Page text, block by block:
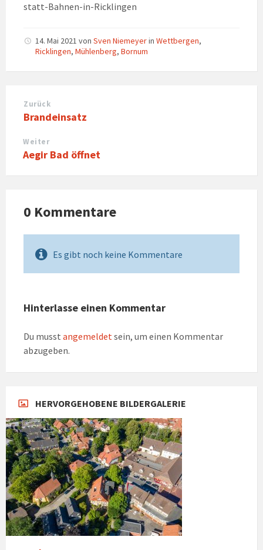
statt-Bahnen-in-Ricklingen
14. Mai 2021 von Sven Niemeyerin Wettbergen,
Ricklingen, Mühlenberg, Bornum
Zurück
Brandeinsatz
Weiter
Aegir Bad öffnet
0 Kommentare
Es gibt noch keine Kommentare
Hinterlasse einen Kommentar
Du musst angemeldetsein, um einen Kommentar
abzugeben.
HERVORGEHOBENE BILDERGALERIE